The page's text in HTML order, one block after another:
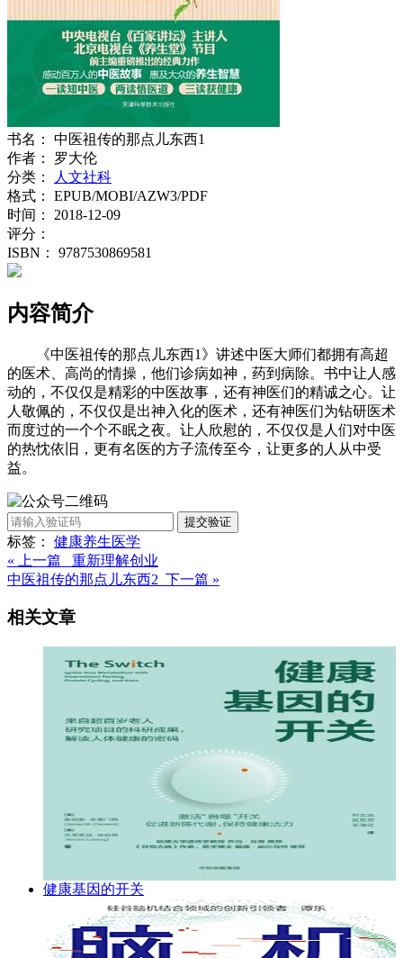
书名：
中医祖传的那点儿东西1
作者：
罗大伦
分类：
人文社科
格式：
EPUB/MOBI/AZW3/PDF
时间：
2018-12-09
评分：
ISBN：
9787530869581
内容简介
《中医祖传的那点儿东西1》讲述中医大师们都拥有高超
的医术、高尚的情操，他们诊病如神，药到病除。书中让人感
动的，不仅仅是精彩的中医故事，还有神医们的精诚之心。让
人敬佩的，不仅仅是出神入化的医术，还有神医们为钻研医术
而度过的一个个不眠之夜。让人欣慰的，不仅仅是人们对中医
的热忱依旧，更有名医的方子流传至今，让更多的人从中受
益。
提交验证
标签： 健康养生医学
« 上一篇 重新理解创业
中医祖传的那点儿东西2 下一篇 »
相关文章
健康基因的开关